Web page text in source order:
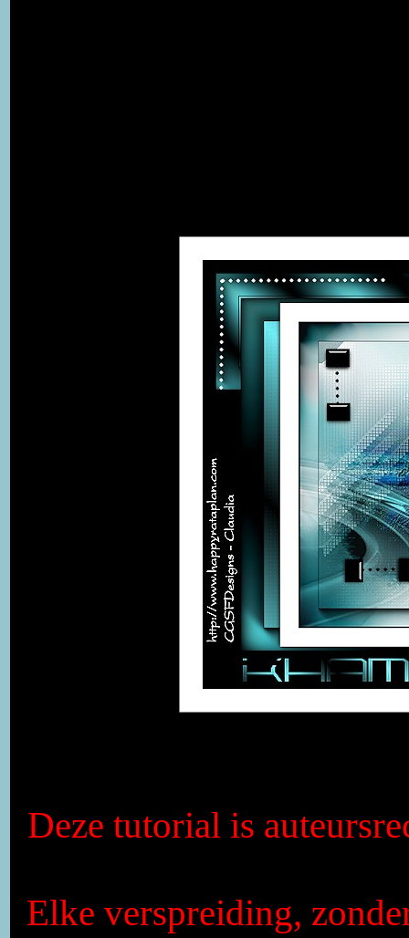
Deze tutorial is
Elke verspreiding,